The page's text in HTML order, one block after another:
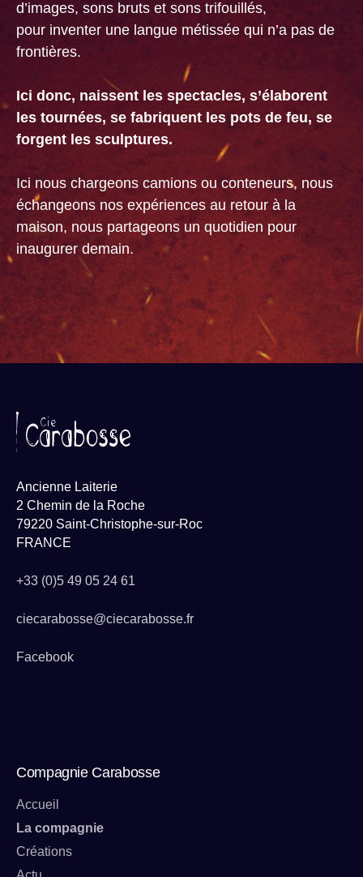
d’images, sons bruts et sons trifouillés,
pour inventer une langue métissée qui n’a pas de
frontières.
Ici donc, naissent les spectacles, s’élaborent
les tournées, se fabriquent les pots de feu, se
forgent les sculptures.
Ici nous chargeons camions ou conteneurs, nous
échangeons nos expériences au retour à la
maison, nous partageons un quotidien pour
inaugurer demain.
Ancienne Laiterie
2 Chemin de la Roche
79220 Saint-Christophe-sur-Roc
FRANCE
+33 (0)5 49 05 24 61
ciecarabosse@ciecarabosse.fr
Facebook
Compagnie Carabosse
Accueil
La compagnie
Créations